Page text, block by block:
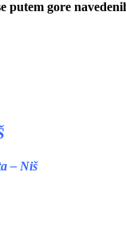
putem gore
– Niš